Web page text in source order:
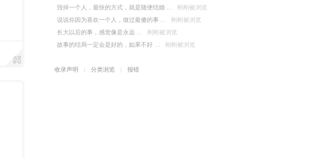
毁掉一个人，最快的方式，就是随便结婚 …
刚刚被浏览
说说你因为喜欢一个人，做过最傻的事 …
刚刚被浏览
⁠长大以后的事，感觉像是永远 …
刚刚被浏览
故事的结局一定会是好的，如果不好 …
刚刚被浏览
收录声明 分类浏览 报错